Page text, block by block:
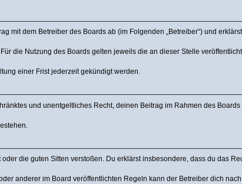
mit dem Betreiber des Boards ab (im Folgenden „Betreiber“) und
die Nutzung des Boards gelten jeweils die an dieser Stelle
einer Frist jederzeit gekündigt werden.
und unentgeltliches Recht, deinen Beitrag im Rahmen des Boards
die guten Sitten verstoßen. Du erklärst insbesondere, dass du das
anderer im Board veröffentlichten Regeln kann der Betreiber dich nach